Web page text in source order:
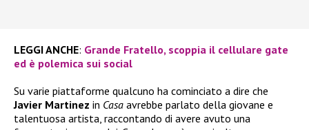
LEGGI ANCHE: Grande Fratello, scoppia il cellulare gate
ed è polemica sui social
Su varie piattaforme qualcuno ha cominciato a dire che
Javier Martinez in Casa avrebbe parlato della giovane e
talentuosa artista, raccontando di avere avuto una